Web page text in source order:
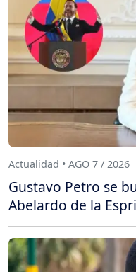
Actualidad • AGO 7 / 2026
Gustavo Petro se
Abelardo de la